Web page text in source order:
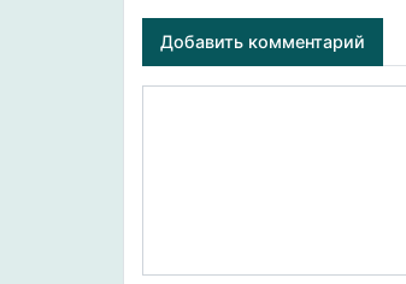
Добавить комментарий